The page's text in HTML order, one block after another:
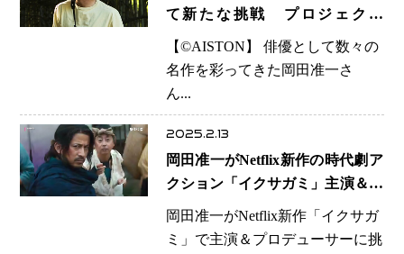
て新たな挑戦 プロジェクト
「MILEZ」始動 日本の伝統を
未来へ、世界へ
【©️AISTON】 俳優として数々の
名作を彩ってきた岡田准一さ
ん...
2025.2.13
岡田准一がNetflix新作の時代劇ア
クション「イクサガミ」主演＆プ
ロデューサー挑戦！
岡田准一がNetflix新作「イクサガ
ミ」で主演＆プロデューサーに挑